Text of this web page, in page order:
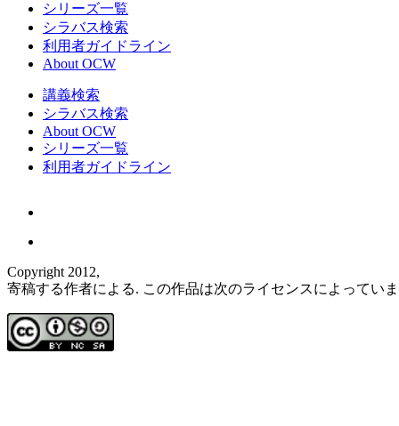
シリーズ一覧
シラバス検索
利用者ガイドライン
About OCW
講義検索
シラバス検索
About OCW
シリーズ一覧
利用者ガイドライン
Copyright 2012,
寄稿する作者による. この作品は次のライセンスによってい